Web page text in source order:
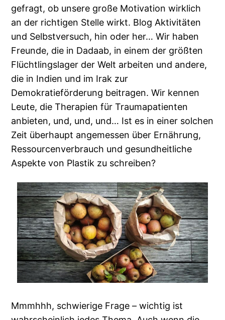
gefragt, ob unsere große Motivation wirklich
an der richtigen Stelle wirkt. Blog Aktivitäten
und Selbstversuch, hin oder her… Wir haben
Freunde, die in Dadaab, in einem der größten
Flüchtlingslager der Welt arbeiten und andere,
die in Indien und im Irak zur
Demokratieförderung beitragen. Wir kennen
Leute, die Therapien für Traumapatienten
anbieten, und, und, und… Ist es in einer solchen
Zeit überhaupt angemessen über Ernährung,
Ressourcenverbrauch und gesundheitliche
Aspekte von Plastik zu schreiben?
Mmmhhh, schwierige Frage – wichtig ist